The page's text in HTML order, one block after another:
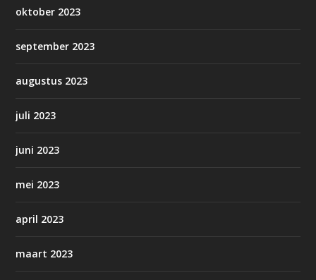
oktober 2023
september 2023
augustus 2023
juli 2023
juni 2023
mei 2023
april 2023
maart 2023